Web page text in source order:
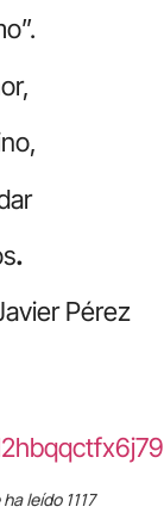
.
Pérez
leído 1117